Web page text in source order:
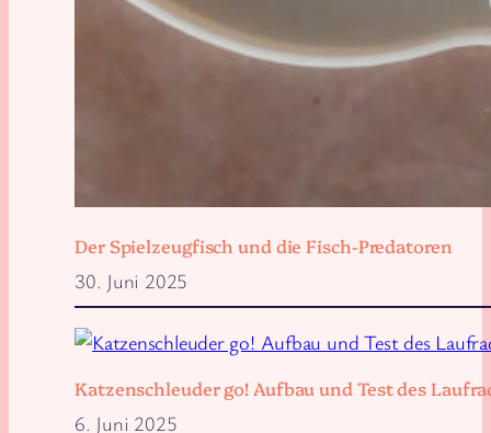
Der Spielzeugfisch und die Fisch-Predatoren
30. Juni 2025
Katzenschleuder go! Aufbau und Test des
6. Juni 2025